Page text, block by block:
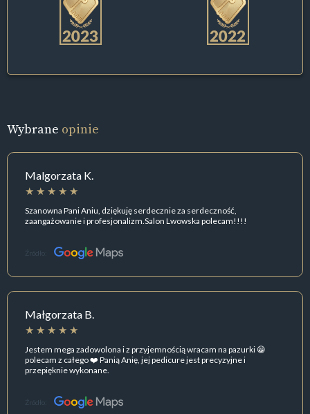
Wybrane opinie
Malgorzata K.
Szanowna Pani Aniu, dziękuję serdecznie za serdeczność,
zaangażowanie i profesjonalizm.Salon Lwowska polecam!!!!
Źródło:
Małgorzata B.
Jestem mega zadowolona i z przyjemnością wracam na pazurki 😁
polecam z całego ❤️ Panią Anię, jej pedicure jest precyzyjne i
przepięknie wykonane.
Źródło: